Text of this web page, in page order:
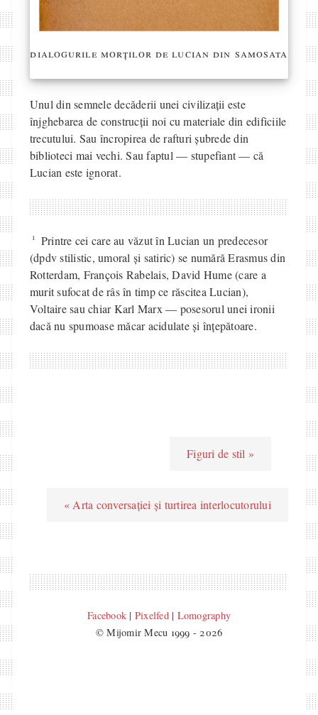
dialogurile morților de lucian din samosata
Unul din semnele decăderii unei civilizații este
înjghebarea de construcții noi cu materiale din edificiile
trecutului. Sau încropirea de rafturi șubrede din
biblioteci mai vechi. Sau faptul — stupefiant — că
Lucian este ignorat.
1 Printre cei care au văzut în Lucian un predecesor
(dpdv stilistic, umoral și satiric) se numără Erasmus din
Rotterdam, François Rabelais, David Hume (care a
murit sufocat de râs în timp ce răscitea Lucian),
Voltaire sau chiar Karl Marx — posesorul unei ironii
dacă nu spumoase măcar acidulate și înțepătoare.
Figuri de stil »
« Arta conversației și turtirea interlocutorului
Facebook | Pixelfed| Lomography
© Mijomir Mecu 1999 - 2026